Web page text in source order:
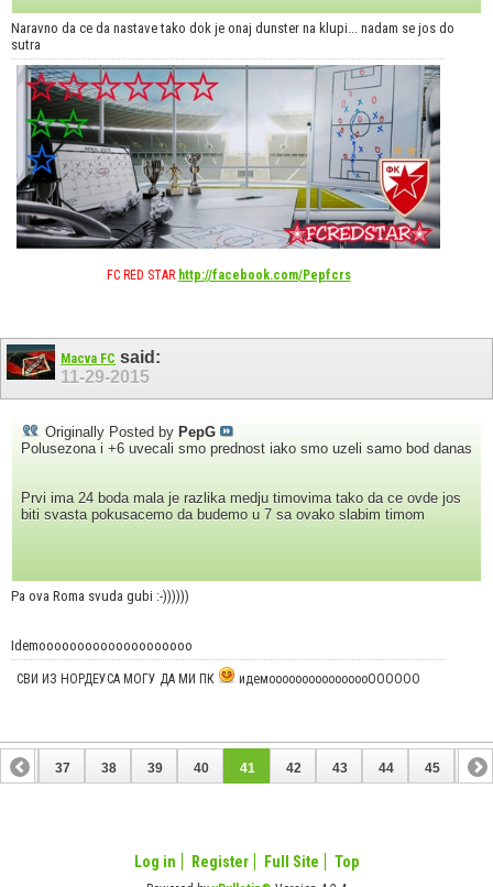
Naravno da ce da nastave tako dok je onaj dunster na klupi... nadam se jos do
sutra
FC RED STAR http://facebook.com/Pepfcrs
Macva FC said:
11-29-2015
Originally Posted by PepG
Polusezona i +6 uvecali smo prednost iako smo uzeli samo bod danas
Prvi ima 24 boda mala je razlika medju timovima tako da ce ovde jos
biti svasta pokusacemo da budemo u 7 sa ovako slabim timom
Pa ova Roma svuda gubi :-))))))
Idemoooooooooooooooooooo
СВИ ИЗ НОРДЕУСА МОГУ ДА МИ ПК идемоооооооооооооооОООООО
36 37 38 39 40 41 42 43 44 45 46
Log in Register Full Site Top